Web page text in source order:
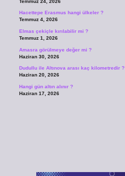
Temmuz 24, 2026
Hacettepe Erasmus hangi ülkeler ?
Temmuz 4, 2026
Elmas çekiçle kırılabilir mi ?
Temmuz 1, 2026
Amasra görülmeye değer mi ?
Haziran 30, 2026
Dudullu ile Altınova arası kaç kilometredir ?
Haziran 20, 2026
Hangi gün altın alınır ?
Haziran 17, 2026